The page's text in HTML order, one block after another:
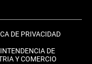
DE PRIVACIDAD
DE
Y COMERCIO